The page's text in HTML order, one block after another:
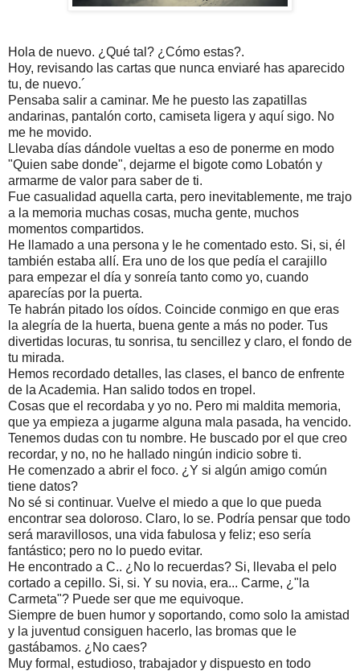
Hola de nuevo. ¿Qué tal? ¿Cómo estas?.
Hoy, revisando las cartas que nunca enviaré has aparecido
tu, de nuevo.´
Pensaba salir a caminar. Me he puesto las zapatillas
andarinas, pantalón corto, camiseta ligera y aquí sigo. No
me he movido.
Llevaba días dándole vueltas a eso de ponerme en modo
"Quien sabe donde", dejarme el bigote como Lobatón y
armarme de valor para saber de ti.
Fue casualidad aquella carta, pero inevitablemente, me trajo
a la memoria muchas cosas, mucha gente, muchos
momentos compartidos.
He llamado a una persona y le he comentado esto. Si, si, él
también estaba allí. Era uno de los que pedía el carajillo
para empezar el día y sonreía tanto como yo, cuando
aparecías por la puerta.
Te habrán pitado los oídos. Coincide conmigo en que eras
la alegría de la huerta, buena gente a más no poder. Tus
divertidas locuras, tu sonrisa, tu sencillez y claro, el fondo de
tu mirada.
Hemos recordado detalles, las clases, el banco de enfrente
de la Academia. Han salido todos en tropel.
Cosas que el recordaba y yo no. Pero mi maldita memoria,
que ya empieza a jugarme alguna mala pasada, ha vencido.
Tenemos dudas con tu nombre. He buscado por el que creo
recordar, y no, no he hallado ningún indicio sobre ti.
He comenzado a abrir el foco. ¿Y si algún amigo común
tiene datos?
No sé si continuar. Vuelve el miedo a que lo que pueda
encontrar sea doloroso. Claro, lo se. Podría pensar que todo
será maravillosos, una vida fabulosa y feliz; eso sería
fantástico; pero no lo puedo evitar.
He encontrado a C.. ¿No lo recuerdas? Si, llevaba el pelo
cortado a cepillo. Si, si. Y su novia, era... Carme, ¿"la
Carmeta"? Puede ser que me equivoque.
Siempre de buen humor y soportando, como solo la amistad
y la juventud consiguen hacerlo, las bromas que le
gastábamos. ¿No caes?
Muy formal, estudioso, trabajador y dispuesto en todo